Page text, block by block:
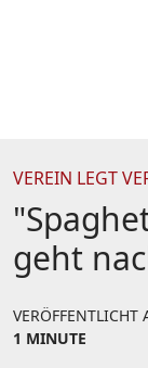
VEREIN LEGT
geht
VERÖFFENTLICHT
1 MINUTE